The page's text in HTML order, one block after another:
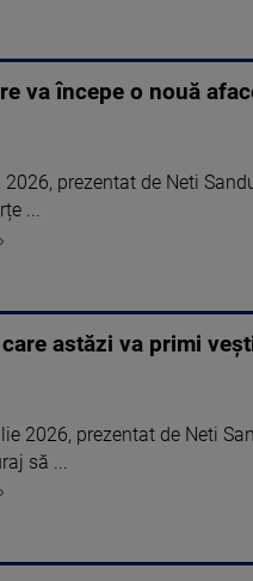
va începe o nouă
prezentat de Neti
...
astăzi va primi
2026, prezentat de Neti
să ...